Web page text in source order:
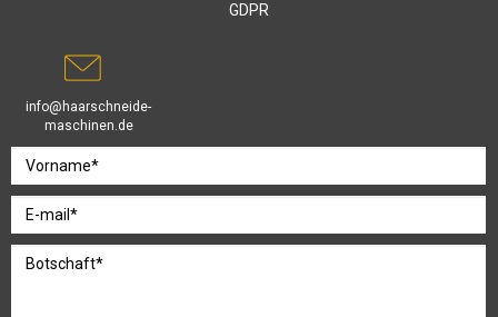
GDPR
info@haarschneide-
maschinen.de